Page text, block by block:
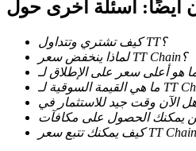
معلومة
ذلك المعلومات التجارية، وما
إلى ذلك.
كيف تشتري وتتداول TT؟
لماذا ينخفض سعر TT Chain؟